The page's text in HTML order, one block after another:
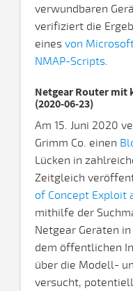
verwundbaren
verifiziert die
eines von
NMAP-Scripts.
Netgear Router mit
(2020-06-23)
Am 15. Juni 2020
Grimm Co. einen
Lücken in
Zeitgleich
of Concept Exploit
mithilfe der
Netgear Geräten
dem öffentlichen
über die Modell-
versucht,